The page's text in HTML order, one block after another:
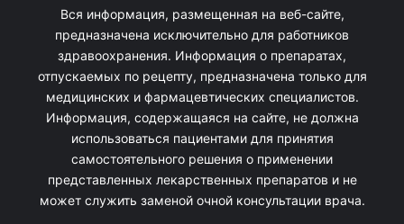
Вся информация, размещенная на веб-сайте,
предназначена исключительно для работников
здравоохранения. Информация о препаратах,
отпускаемых по рецепту, предназначена только для
медицинских и фармацевтических специалистов.
Информация, содержащаяся на сайте, не должна
использоваться пациентами для принятия
самостоятельного решения о применении
представленных лекарственных препаратов и не
может служить заменой очной консультации врача.